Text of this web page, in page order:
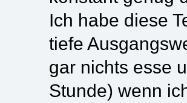
Ich habe diese
tiefe
gar nichts esse
Stunde) wenn